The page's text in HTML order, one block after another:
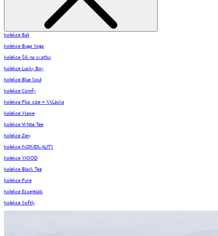
Kolekce Bali
Kolekce Buga Yoga
Kolekce Šik na svatbu
Kolekce Lucky Boy
Kolekce Blue Soul
Kolekce Comfy
Kolekce Plus size = XXLáska
Kolekce Mawe
Kolekce White Tee
Kolekce Zen
Kolekce INDIVIDUALITY
Kolekce MOOD
Kolekce Black Tee
Kolekce Pure
Kolekce Essentials
Kolekce Softly